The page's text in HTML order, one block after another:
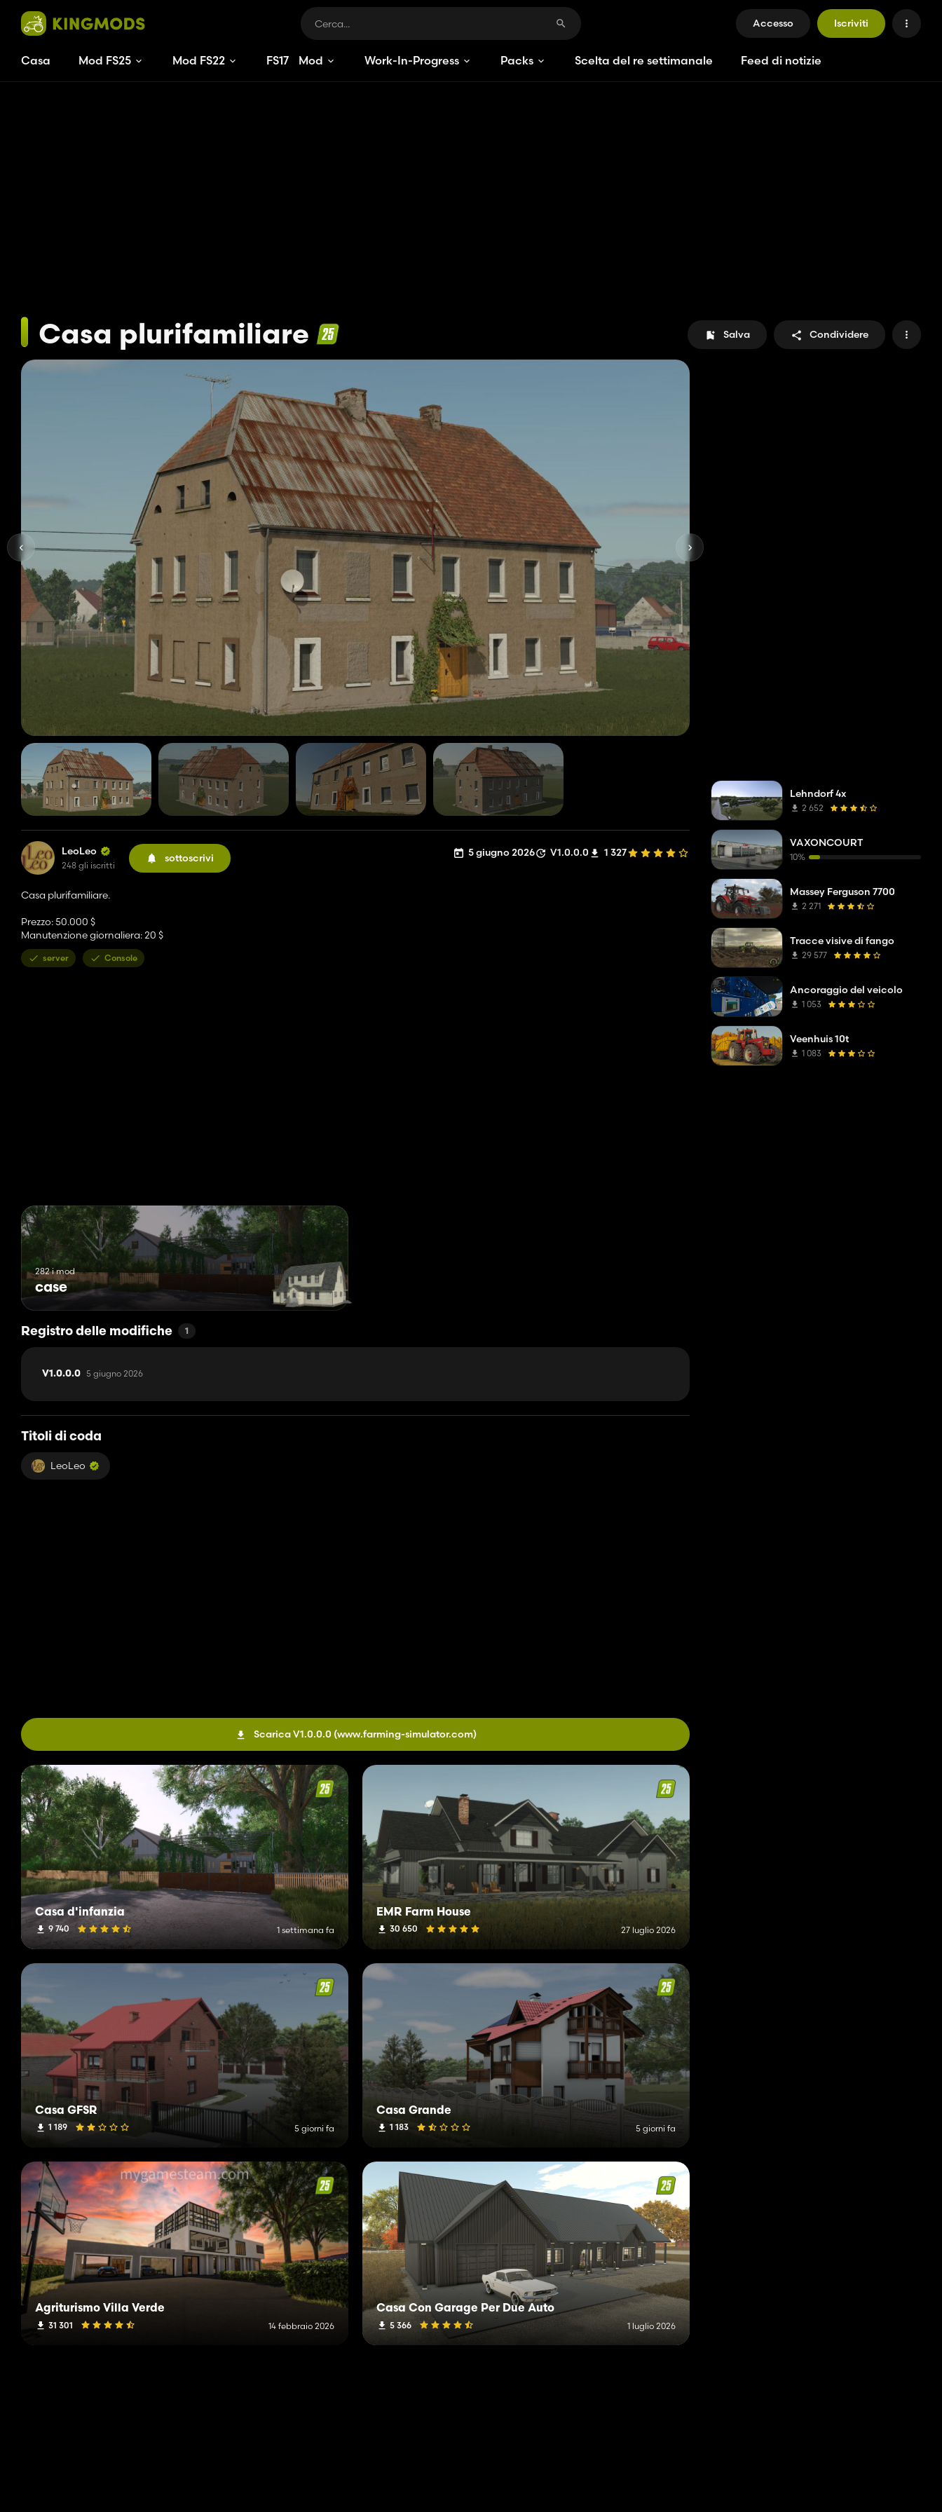
Accesso Iscriviti
Casa Mod FS25 Mod FS22 FS17 Mod Work-In-Progress Packs Scelta del re settimanale Feed di notizie
Casa plurifamiliare Salva Condividere
LeoLeo
248 gli iscritti
sottoscrivi 5 giugno 2026 V1.0.0.0 1 327
Casa plurifamiliare.
Prezzo: 50.000 $
Manutenzione giornaliera: 20 $
server Console
282 i mod
case
Registro delle modifiche 1
V1.0.0.0 5 giugno 2026
Titoli di coda
LeoLeo
Scarica V1.0.0.0 (www.farming-simulator.com)
Casa d'infanzia
9 740 1 settimana fa
EMR Farm House
30 650 27 luglio 2026
Casa GFSR
1 189 5 giorni fa
Casa Grande
1 183 5 giorni fa
Agriturismo Villa Verde
31 301 14 febbraio 2026
Casa Con Garage Per Due Auto
5 366 1 luglio 2026
Lehndorf 4x
2 652
VAXONCOURT
10%
Massey Ferguson 7700
2 271
Tracce visive di fango
29 577
Ancoraggio del veicolo
1 053
Veenhuis 10t
1 083